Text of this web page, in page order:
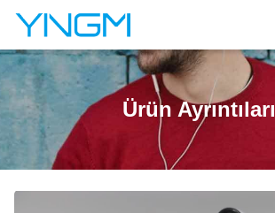
Ürün Ayrıntıları